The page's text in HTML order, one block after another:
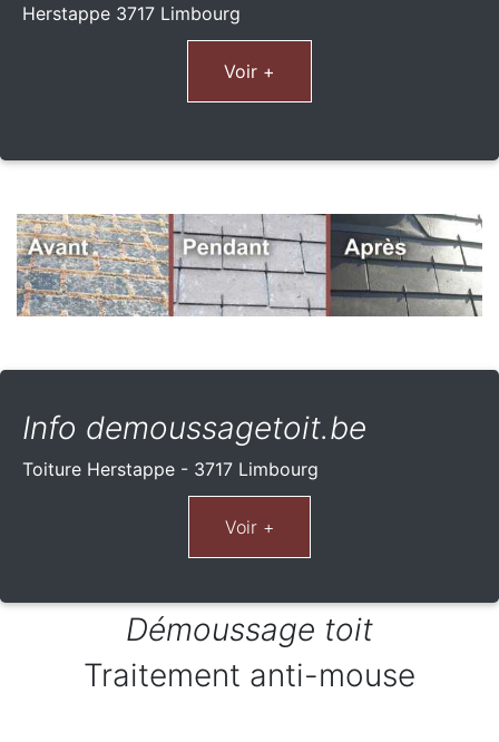
Herstappe 3717 Limbourg
Voir +
Info demoussagetoit.be
Toiture Herstappe - 3717 Limbourg
Démoussage toit
Traitement anti-mouse